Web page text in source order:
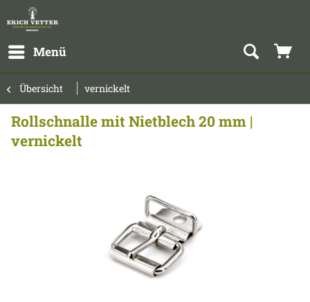
Menü
Übersicht vernickelt
Rollschnalle mit Nietblech 20 mm |
vernickelt